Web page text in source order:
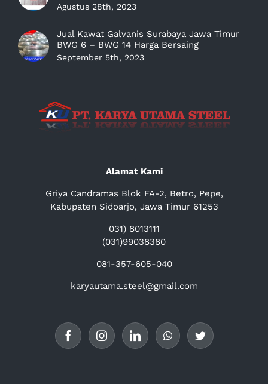
Agustus 28th, 2023
Jual Kawat Galvanis Surabaya Jawa Timur
BWG 6 – BWG 14 Harga Bersaing
September 5th, 2023
Alamat Kami
Griya Candramas Blok FA-2, Betro, Pepe,
Kabupaten Sidoarjo, Jawa Timur 61253
031) 8013111
(031)99038380
081-357-605-040
karyautama.steel@gmail.com